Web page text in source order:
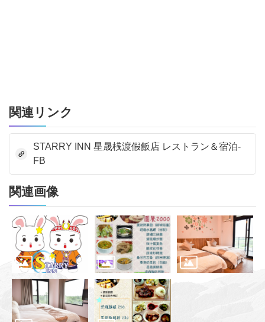
関連リンク
STARRY INN 星晟桟渡假飯店 レストラン＆宿泊-
FB
関連画像